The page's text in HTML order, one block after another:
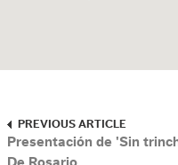
PREVIOUS ARTICLE
Presentación de 'Sin